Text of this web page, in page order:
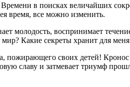
в поисках величайших
время, все можно изменить.
молодость, воспринимает
мир? Какие секреты хранит для
своих детей!
славу и затмевает триумф